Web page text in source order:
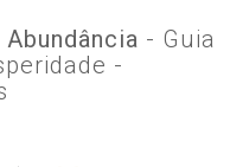
- Guia
-